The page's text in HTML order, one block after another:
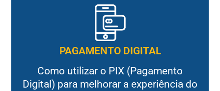
PAGAMENTO DIGITAL
Como utilizar o PIX (Pagamento
Digital) para melhorar a experiência do